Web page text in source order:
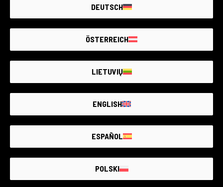
DEUTSCH
ÖSTERREICH
LIETUVIŲ
ENGLISH
ESPAÑOL
POLSKI